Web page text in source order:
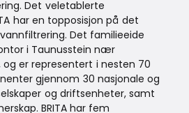
Det veletablerte
har en topposisjon på det
Det familieeide
i Taunusstein nær
og er representert i nesten 70
gjennom 30 nasjonale og
og driftsenheter, samt
BRITA har fem